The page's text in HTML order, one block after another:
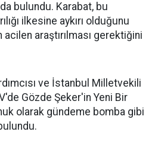
bulundu. Karabat, bu
ilkesine aykırı olduğunu
araştırılması gerektiğini
ve İstanbul Milletvekili
Gözde Şeker'in Yeni Bir
olarak gündeme bomba gibi